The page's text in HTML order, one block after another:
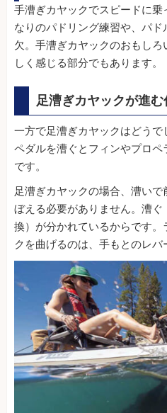
手漕ぎカヤックでスピードに
なりのパドリング練習や、パ
欠。手漕ぎカヤックのおもし
しく感じる部分でもあります。
足漕ぎカヤックが進む
一方で足漕ぎカヤックはどう
ペダルを漕ぐとフィンやプロ
です。
足漕ぎカヤックの場合、漕い
ぼえる必要がありません。漕
換）が分かれているからです
クを曲げるのは、手もとのレバ